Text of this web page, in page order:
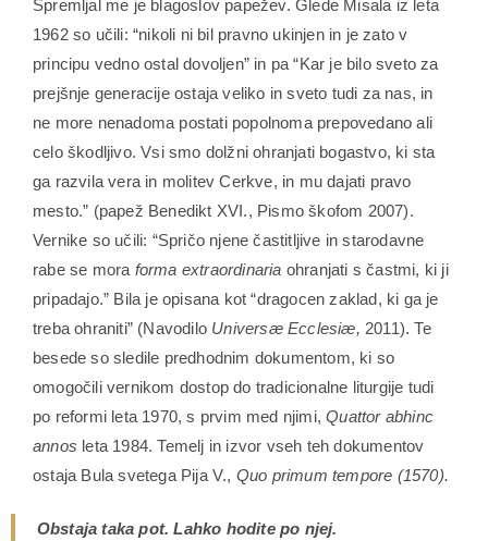
Spremljal me je blagoslov papežev. Glede Misala iz leta
1962 so učili: “nikoli ni bil pravno ukinjen in je zato v
principu vedno ostal dovoljen” in pa “Kar je bilo sveto za
prejšnje generacije ostaja veliko in sveto tudi za nas, in
ne more nenadoma postati popolnoma prepovedano ali
celo škodljivo. Vsi smo dolžni ohranjati bogastvo, ki sta
ga razvila vera in molitev Cerkve, in mu dajati pravo
mesto.” (papež Benedikt XVI., Pismo škofom 2007).
Vernike so učili: “Spričo njene častitljive in starodavne
rabe se mora forma extraordinaria ohranjati s častmi, ki ji
pripadajo.” Bila je opisana kot “dragocen zaklad, ki ga je
treba ohraniti” (Navodilo Universæ Ecclesiæ, 2011). Te
besede so sledile predhodnim dokumentom, ki so
omogočili vernikom dostop do tradicionalne liturgije tudi
po reformi leta 1970, s prvim med njimi,Quattor abhinc
annos leta 1984. Temelj in izvor vseh teh dokumentov
ostaja Bula svetega Pija V., Quo primum tempore (1570).
Obstaja taka pot. Lahko hodite po njej.